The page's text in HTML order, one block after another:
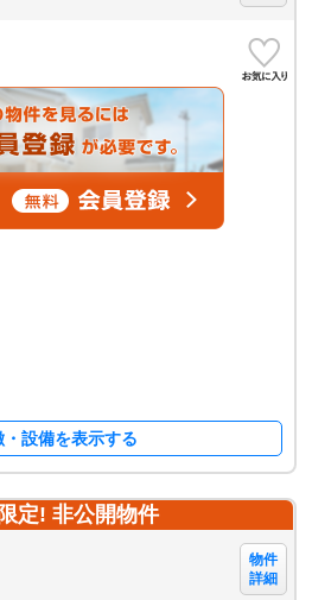
・設備を表示する
定! 非公開物件
物件
詳細